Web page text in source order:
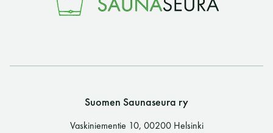
Suomen Saunaseura ry
Vaskiniementie 10, 00200 Helsinki